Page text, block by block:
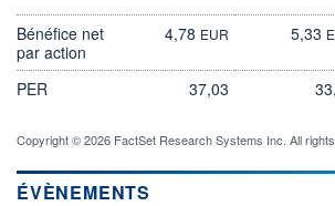
Bénéfice net
par action
4,78 EUR 5,33
PER 37,03
Copyright © 2026 FactSet Research Systems Inc. All
ÉVÈNEMENTS